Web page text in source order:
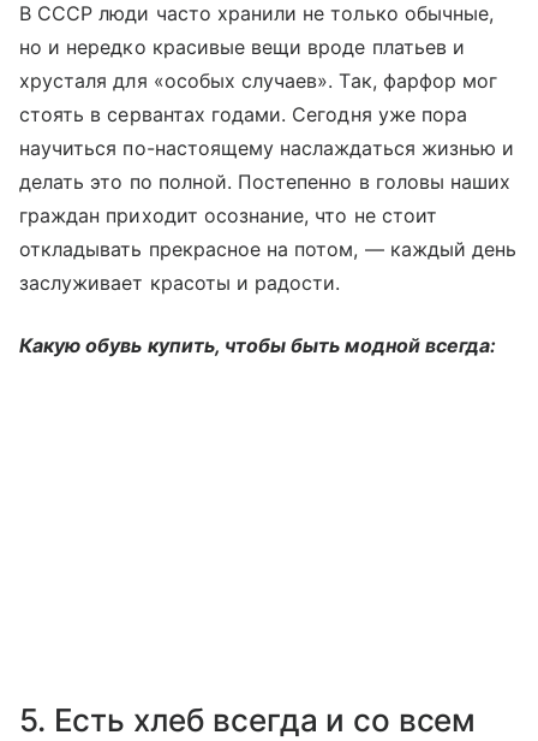
В СССР люди часто хранили не только обычные,
но и нередко красивые вещи вроде платьев и
хрусталя для «особых случаев». Так, фарфор мог
стоять в сервантах годами. Сегодня уже пора
научиться по-настоящему наслаждаться жизнью и
делать это по полной. Постепенно в головы наших
граждан приходит осознание, что не стоит
откладывать прекрасное на потом, — каждый день
заслуживает красоты и радости.
Какую обувь купить, чтобы быть модной всегда:
5. Есть хлеб всегда и со всем